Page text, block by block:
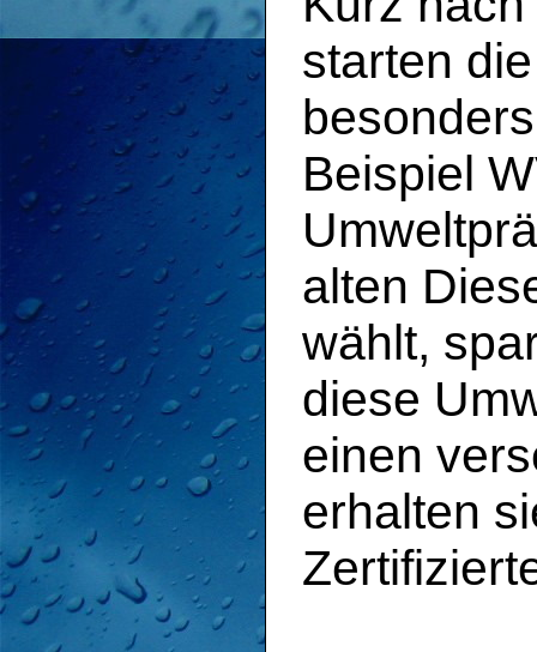
starten
Beispiel
alten
wählt,
diese
einen
erhalten